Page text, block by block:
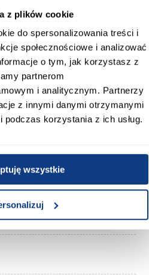
z plików cookie
do spersonalizowania treści i
społecznościowe i analizować
o tym, jak korzystasz z
partnerom
i analitycznym. Partnerzy
z innymi danymi otrzymanymi
korzystania z ich usług.
wszystkie
Informacje o